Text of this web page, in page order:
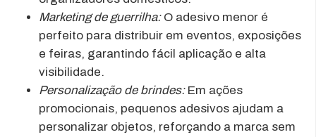
Marketing de guerrilha:O adesivo menor é
perfeito para distribuir em eventos, exposições
e feiras, garantindo fácil aplicação e alta
visibilidade.
Personalização de brindes:Em ações
promocionais, pequenos adesivos ajudam a
personalizar objetos, reforçando a marca sem